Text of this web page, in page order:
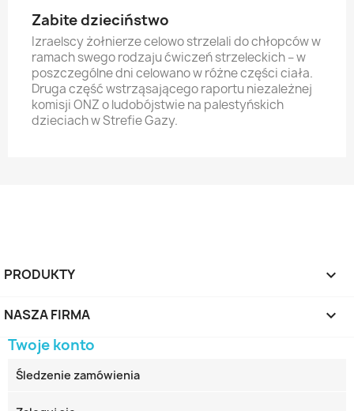
Zabite dzieciństwo
Izraelscy żołnierze celowo strzelali do chłopców w
ramach swego rodzaju ćwiczeń strzeleckich – w
poszczególne dni celowano w różne części ciała.
Druga część wstrząsającego raportu niezależnej
komisji ONZ o ludobójstwie na palestyńskich
dzieciach w Strefie Gazy.
PRODUKTY 
NASZA FIRMA 
Twoje konto
Śledzenie zamówienia